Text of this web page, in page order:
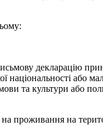
декларацію
національності або
та культури або
проживання на